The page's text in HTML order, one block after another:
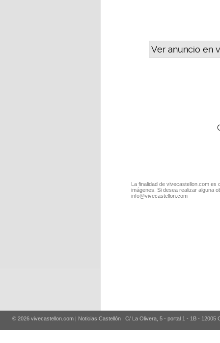
Ver anuncio en
La finalidad de vivecastellon.com
imágenes. Si desea realizar alguna
info@vivecastellon.com
© 2026 vivecastellon.com | Noticias Castellón | C/ La Olivera, 5 - portal 1 - 1B - 12005